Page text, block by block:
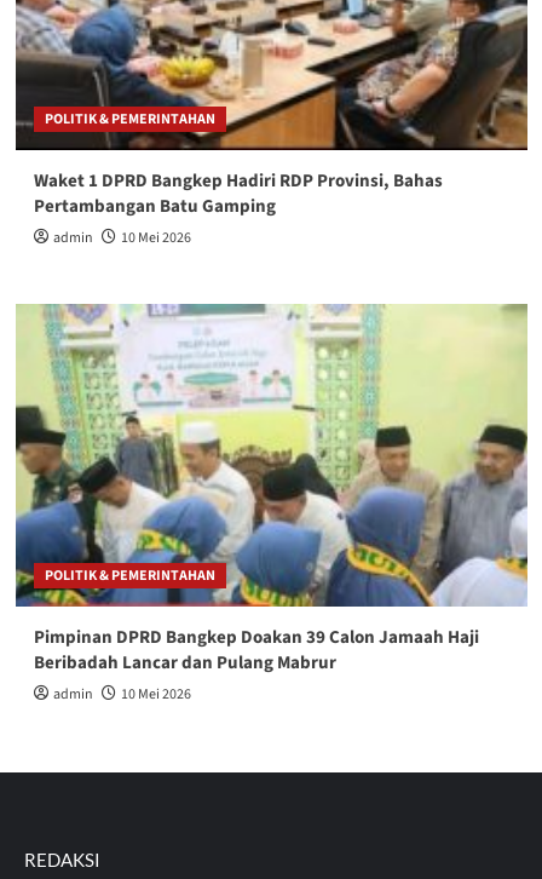
POLITIK & PEMERINTAHAN
Waket 1 DPRD Bangkep Hadiri RDP Provinsi, Bahas
Pertambangan Batu Gamping
admin 10 Mei 2026
POLITIK & PEMERINTAHAN
Pimpinan DPRD Bangkep Doakan 39 Calon Jamaah Haji
Beribadah Lancar dan Pulang Mabrur
admin 10 Mei 2026
REDAKSI